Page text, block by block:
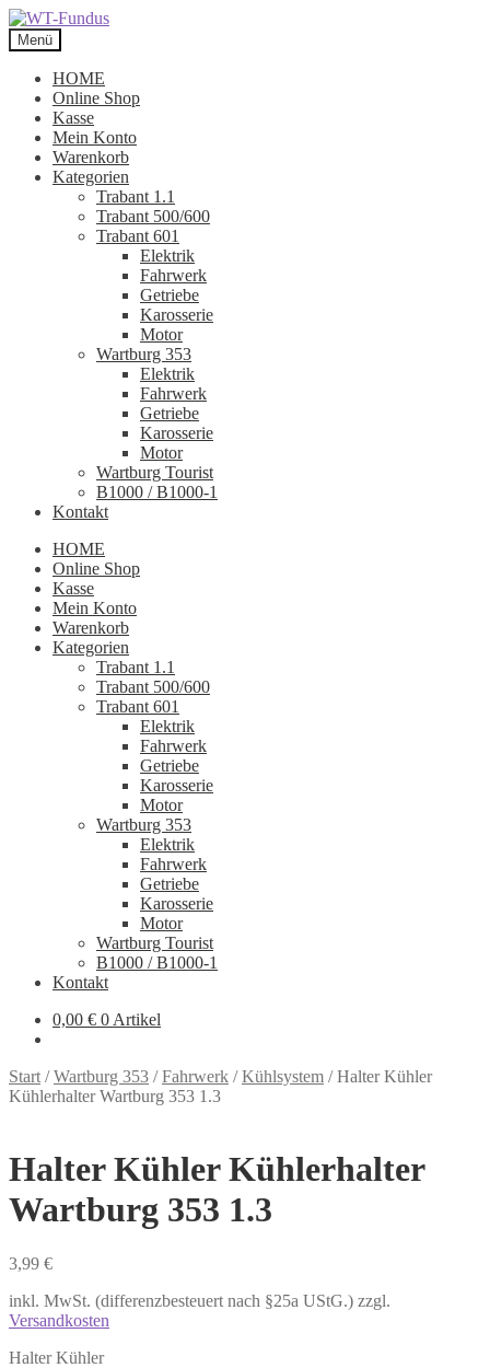
Zur
Navigation
springen
Zum
Inhalt
springen
Menü
HOME
Online Shop
Kasse
Mein Konto
Warenkorb
Kategorien
Trabant 1.1
Trabant 500/600
Trabant 601
Elektrik
Fahrwerk
Getriebe
Karosserie
Motor
Wartburg 353
Elektrik
Fahrwerk
Getriebe
Karosserie
Motor
Wartburg Tourist
B1000 / B1000-1
Kontakt
HOME
Online Shop
Kasse
Mein Konto
Warenkorb
Kategorien
Trabant 1.1
Trabant 500/600
Trabant 601
Elektrik
Fahrwerk
Getriebe
Karosserie
Motor
Wartburg 353
Elektrik
Fahrwerk
Getriebe
Karosserie
Motor
Wartburg Tourist
B1000 / B1000-1
Kontakt
0,00 € 0 Artikel
Start /Wartburg 353 /Fahrwerk /Kühlsystem /Halter Kühler
Kühlerhalter Wartburg 353 1.3
Halter Kühler Kühlerhalter
Wartburg 353 1.3
3,99 €
inkl. MwSt. (differenzbesteuert nach §25a UStG.) zzgl.
Versandkosten
Halter Kühler